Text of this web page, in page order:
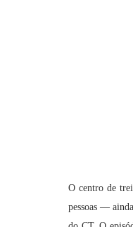
O centro de
pessoas —